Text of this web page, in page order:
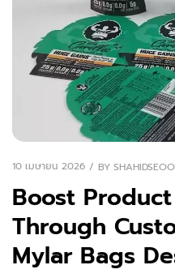
10 เมษายน 2026 BY
Boost
Through
Mylar Bags